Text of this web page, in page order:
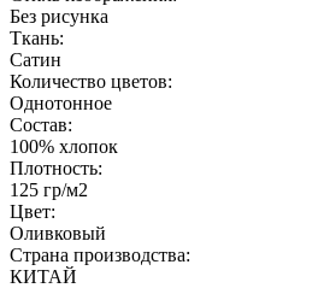
Без рисунка
Ткань:
Сатин
Количество цветов:
Однотонное
Состав:
100% хлопок
Плотность:
125 гр/м2
Цвет:
Оливковый
Страна производства:
КИТАЙ